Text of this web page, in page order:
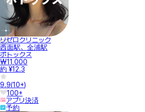
リゼロクリニック
西面駅、全浦駅
ボトックス
₩11,000
約 ¥12.3
9.9(10+)
100+
アプリ決済
予約